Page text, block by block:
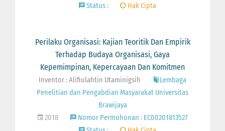
Status :
Hak Cipta
Perilaku Organisasi: Kajian Teoritik Dan Empirik
Terhadap Budaya Organisasi, Gaya
Kepemimpinan, Kepercayaan Dan Komitmen
Inventor : Alifiulahtin Utaminigsih
Lembaga
Penelitian dan Pengabdian Masyarakat Universitas
Brawijaya
2018
Nomor Permohonan : EC00201813527